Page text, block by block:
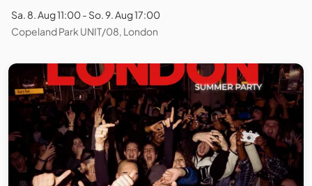
Sa. 8. Aug 11:00 - So. 9. Aug 17:00
Copeland Park UNIT/08, London